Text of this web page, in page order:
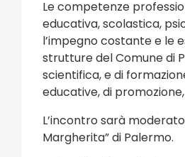
Le competenze
educativa, scolastica,
l’impegno costante e le
strutture del Comune di
scientifica, e di
educative, di
L’incontro sarà
Margherita” di Palermo.